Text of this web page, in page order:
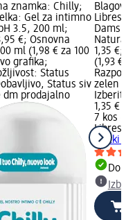
znamka: Chilly;
Gel za intimno
3.5, 200 ml;
€; Osnovna
ml (1,98 € za 100
grafika;
Status
Status siv
dm prodajalno
Damski
Natural
1,35 €;
(1,93 €
zelen
Izberite
1,35 €
7 kos
Libresse
vložki